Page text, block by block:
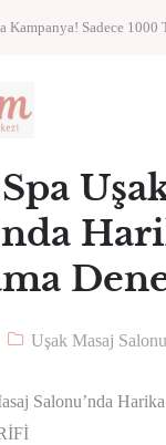
Kampanya! Sadece 1000
Uşak Masaj Salonu
Salonu’nda